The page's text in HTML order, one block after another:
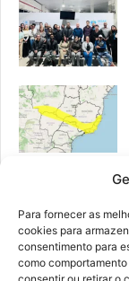
Para fornecer as
cookies para
consentimento para
como